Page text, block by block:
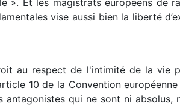
vise aussi bien la liberté
au respect de l'intimité de la vie
10 de la Convention
qui ne sont ni absolus,